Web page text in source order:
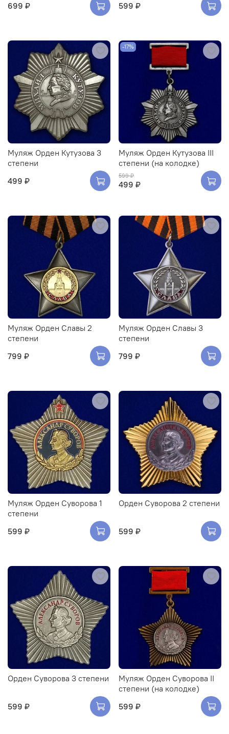
699 ₽
599 ₽
Муляж Орден Кутузова 3
степени
499 ₽
-17%
Муляж Орден Кутузова III
степени (на колодке)
599 ₽
499 ₽
Муляж Орден Славы 2
степени
799 ₽
Муляж Орден Славы 3
степени
799 ₽
Муляж Орден Суворова 1
степени
599 ₽
Орден Суворова 2 степени
599 ₽
Орден Суворова 3 степени
599 ₽
Муляж Орден Суворова II
степени (на колодке)
599 ₽